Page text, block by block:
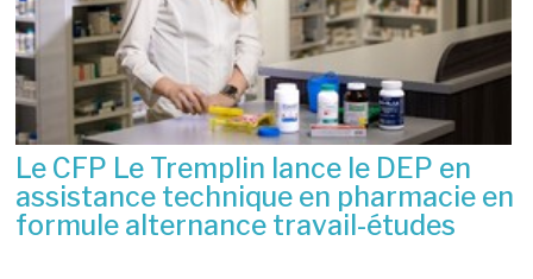
Le CFP Le Tremplin lance le DEP en
assistance technique en pharmacie en
formule alternance travail-études